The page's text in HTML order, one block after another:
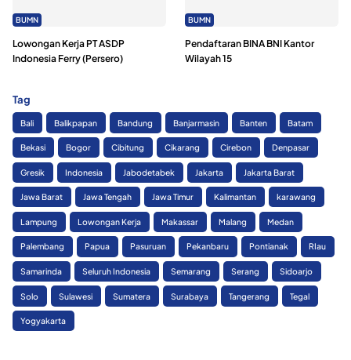
BUMN
Lowongan Kerja PT ASDP
Indonesia Ferry (Persero)
BUMN
Pendaftaran BINA BNI Kantor
Wilayah 15
Tag
Bali Balikpapan Bandung Banjarmasin Banten Batam
Bekasi Bogor Cibitung Cikarang Cirebon Denpasar
Gresik Indonesia Jabodetabek Jakarta Jakarta Barat
Jawa Barat Jawa Tengah Jawa Timur Kalimantan karawang
Lampung Lowongan Kerja Makassar Malang Medan
Palembang Papua Pasuruan Pekanbaru Pontianak RIau
Samarinda Seluruh Indonesia Semarang Serang Sidoarjo
Solo Sulawesi Sumatera Surabaya Tangerang Tegal
Yogyakarta